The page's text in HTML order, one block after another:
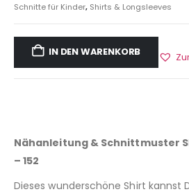
Schnitte für Kinder, Shirts & Longsleeves
IN DEN WARENKORB
Nähanleitung & Schnittmuster
– 152
Dieses wunderschöne Shirt kannst